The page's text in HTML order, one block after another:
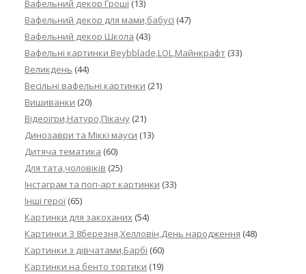
Вафельний декор Гроші (13)
Вафельний декор для мами,бабусі (47)
Вафельний декор Школа (43)
Вафельні картинки Beybblade,LOL,Майнкрафт (33)
Великдень (44)
Весільні вафельні картинки (21)
Вишиванки (20)
Відеоігри,Натуро,Пікачу (21)
Динозаври та Міккі мауси (13)
Дитяча тематика (60)
Для тата,чоловіків (25)
Інстаграм та поп-арт картинки (33)
Інші герої (65)
Картинки для закоханих (54)
Картинки З 8березня,Хелловін,День народження (48)
Картинки з дівчатами,Барбі (60)
Картинки на бенто тортики (19)